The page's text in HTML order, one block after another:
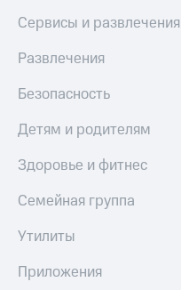
Сервисы и развлечения
Развлечения
Безопасность
Детям и родителям
Здоровье и фитнес
Семейная группа
Утилиты
Приложения